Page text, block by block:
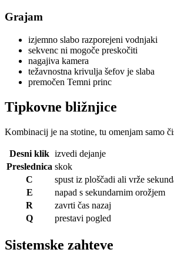
Grajam
izjemno slabo razporejeni vodnjaki
sekvenc ni mogoče preskočiti
nagajiva kamera
težavnostna krivulja šefov je slaba
premočen Temni princ
Tipkovne bližnjice
Kombinacij je na stotine, tu omenjam samo
Desni klik izvedi dejanje
Preslednica skok
C
spust iz ploščadi ali vrže
E
napad s sekundarnim orožjem
R
zavrti čas nazaj
Q
prestavi pogled
Sistemske zahteve